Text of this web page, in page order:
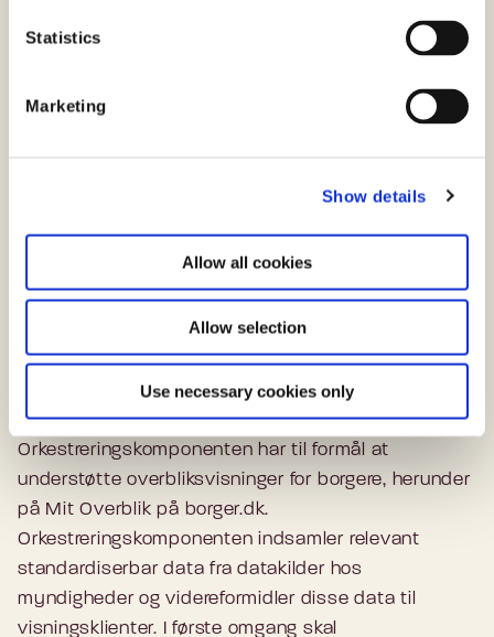
Statistics
Marketing
Show details
Allow all cookies
Allow selection
Use necessary cookies only
standarder, som er tilpasset de konkrete
af initiativ 1.3 Sags- og ydelsesoverblik i Den
fællesoffentlige digitaliseringsstrategi 2016-2020.
initiativet for Mit Overblik som det projekt, der
realiserer arkitekturen for Mit Overblik.
Orkestreringskomponenten har til formål at
understøtte overbliksvisninger for borgere, herunder
på Mit Overblik på borger.dk.
Orkestreringskomponenten indsamler relevant
standardiserbar data fra datakilder hos
myndigheder og videreformidler disse data til
visningsklienter. I første omgang skal